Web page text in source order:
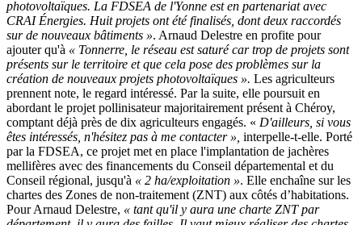
photovoltaïques. La FDSEA de l'Yonne est en partenariat avec
CRAI Énergies. Huit projets ont été finalisés, dont deux raccordés
sur de nouveaux bâtiments ». Arnaud Delestre en profite pour
ajouter qu'à « Tonnerre, le réseau est saturé car trop de projets sont
présents sur le territoire et que cela pose des problèmes sur la
création de nouveaux projets photovoltaïques ». Les agriculteurs
prennent note, le regard intéressé. Par la suite, elle poursuit en
abordant le projet pollinisateur majoritairement présent à Chéroy,
comptant déjà près de dix agriculteurs engagés. « D'ailleurs, si vous
êtes intéressés, n'hésitez pas à me contacter », interpelle-t-elle. Porté
par la FDSEA, ce projet met en place l'implantation de jachères
mellifères avec des financements du Conseil départemental et du
Conseil régional, jusqu'à « 2 ha/exploitation ». Elle enchaîne sur les
chartes des Zones de non-traitement (ZNT) aux côtés d’habitations.
Pour Arnaud Delestre, « tant qu'il y aura une charte ZNT par